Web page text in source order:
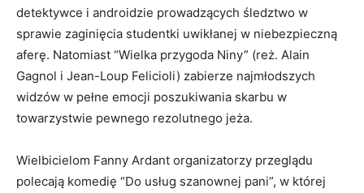
detektywce i androidzie prowadzących śledztwo w
sprawie zaginięcia studentki uwikłanej w niebezpieczną
aferę. Natomiast “Wielka przygoda Niny” (reż. Alain
Gagnol i Jean-Loup Felicioli) zabierze najmłodszych
widzów w pełne emocji poszukiwania skarbu w
towarzystwie pewnego rezolutnego jeża.
Wielbicielom Fanny Ardant organizatorzy przeglądu
polecają komedię “Do usług szanownej pani”, w której